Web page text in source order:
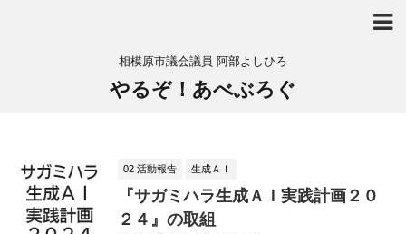
相模原市議会議員 阿部よしひろ
やるぞ！あべぶろぐ
02 活動報告 生成ＡＩ
『サガミハラ生成ＡＩ実践計画２０
２４』の取組